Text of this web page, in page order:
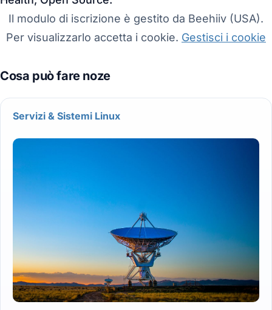
Servizi & Sistemi Linux
Il modulo di iscrizione è gestito da Beehiiv (USA).
Per visualizzarlo accetta i cookie. Gestisci i cookie